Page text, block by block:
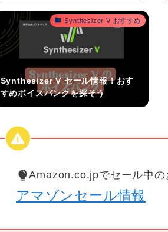
Synthesizer V おすすめ
Synthesizer V セール情報！おす
すめボイスバンクを探そう
Amazon.co.jpでセール中
アマゾンセール情報